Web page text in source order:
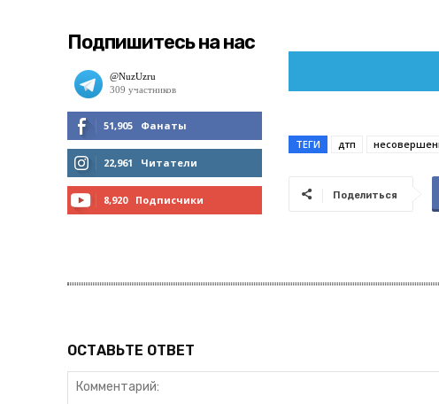
Подпишитесь на нас
51,905 Фанаты
МНЕ НРАВИТСЯ
22,961 Читатели
8,920 Подписчики
ТЕГИ дтп
Поделиться
ОСТАВЬТЕ ОТВЕТ